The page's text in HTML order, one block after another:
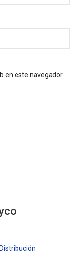
en este navegador